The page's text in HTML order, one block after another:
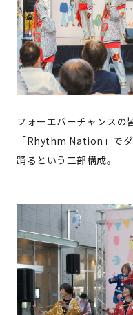
フォーエバーチャンスの
「Rhythm Nation」で
踊るという二部構成。